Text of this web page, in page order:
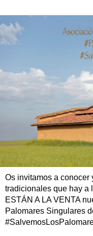
Os invitamos a conocer
tradicionales que hay a
ESTÁN A LA VENTA
Palomares Singulares